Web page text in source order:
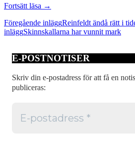
Fortsätt läsa Skinnskallarna
vunnit
mark
→
Inläggsnavigering
Föregående inläggReinfeldt ändå rätt i
inläggSkinnskallarna har vunnit mark
E-POSTNOTISER
Skriv din e-postadress för att få en
publiceras: